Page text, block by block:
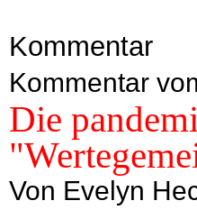
Kommentar
Kommentar
Die
Von Evelyn